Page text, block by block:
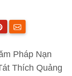
Pháp Nạn
Thích Quảng